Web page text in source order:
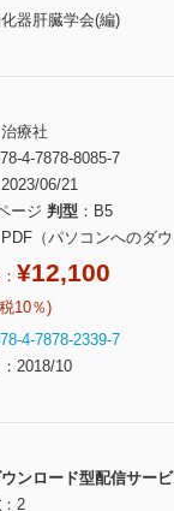
器肝臓学会(編)
療社
4-7878-8085-7
2023/06/21
ージ 判型
B5
PDF（パソコンへのダウ
¥12,100
10％)
4-7878-2339-7
2018/10
ンロード型配信サービ
2